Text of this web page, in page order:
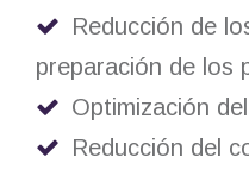
Reducción de
preparación de los
Optimización
Reducción del